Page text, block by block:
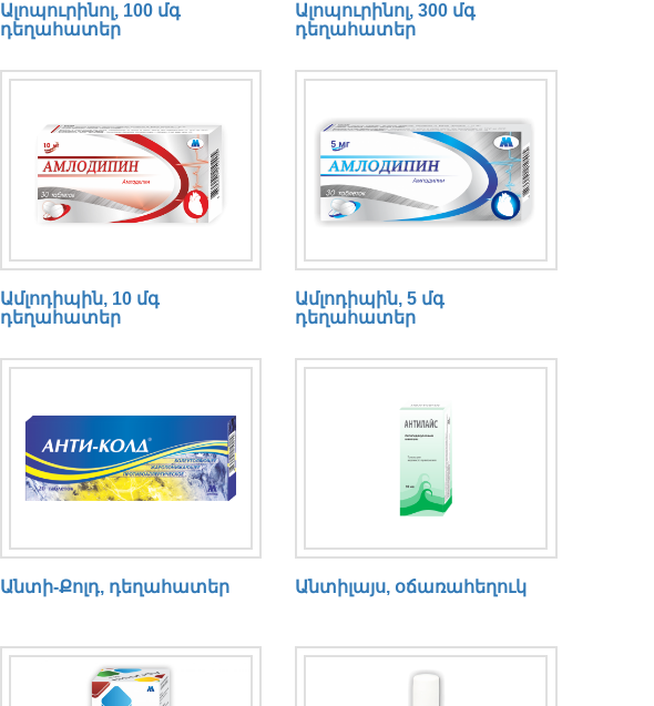
Ալոպուրինոլ, 100 մգ
դեղահատեր
Ալոպուրինոլ, 300 մգ
դեղահատեր
Ամլոդիպին, 10 մգ
դեղահատեր
Ամլոդիպին, 5 մգ
դեղահատեր
Անտի-Քոլդ, դեղահատեր Անտիլայս, օճառահեղուկ